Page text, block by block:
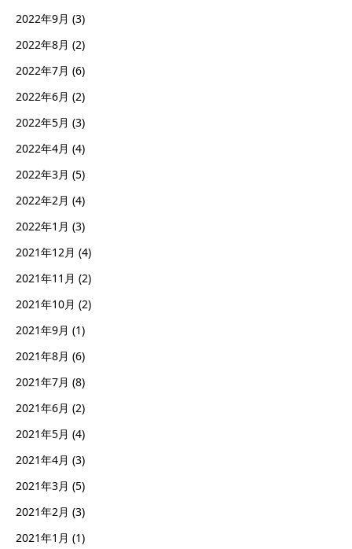
2022年9月 (3)
2022年8月 (2)
2022年7月 (6)
2022年6月 (2)
2022年5月 (3)
2022年4月 (4)
2022年3月 (5)
2022年2月 (4)
2022年1月 (3)
2021年12月 (4)
2021年11月 (2)
2021年10月 (2)
2021年9月 (1)
2021年8月 (6)
2021年7月 (8)
2021年6月 (2)
2021年5月 (4)
2021年4月 (3)
2021年3月 (5)
2021年2月 (3)
2021年1月 (1)